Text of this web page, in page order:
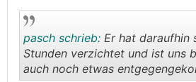
Schon eine etwas seltsame
wenn einer einfach bezahlt, hat
gewonnen.
Wir waren auf alles vorbereitet,
pasch schrieb: Er hat daraufhin
Stunden verzichtet und ist uns
auch noch etwas